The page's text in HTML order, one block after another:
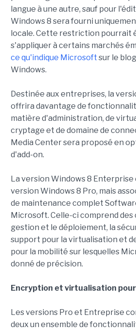
langue à une autre, sauf pour
Windows 8 sera fourni
locale. Cette restriction pourrait
s'appliquer à certains marchés
ce qu'indique Microsoft sur le
Windows.
Destinée aux entreprises, la
offrira davantage de
matière d'administration, de
cryptage et de domaine de
Media Center sera proposé en
d'add-on.
La version Windows 8 Enterprise
version Windows 8 Pro, mais
de maintenance complet
Microsoft. Celle-ci comprend des
gestion et le déploiement, la
support pour la virtualisation et
pour la mobilité sur lesquelles
donné de précision.
Encryption et virtualisation
Les versions Pro et Entreprise
deux un ensemble de